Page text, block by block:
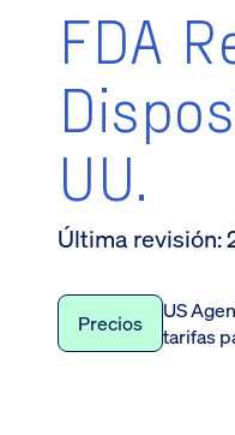
FDA
UU.
Última revisión:
Precios
US
tarifas